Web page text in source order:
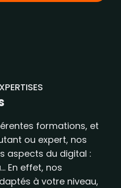
formations, et
ou expert, nos
aspects du digital :
En effet, nos
à votre niveau,